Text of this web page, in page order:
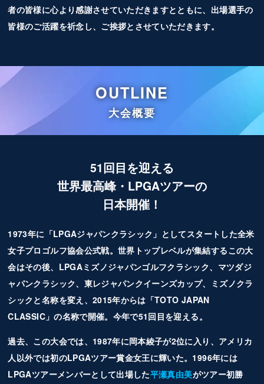
者の皆様に心より感謝させていただきますとともに、出場選手の
皆様のご活躍を祈念し、ご挨拶とさせていただきます。
OUTLINE
大会概要
51回目を迎える
世界最高峰・LPGAツアーの
日本開催！
1973年に「LPGAジャパンクラシック」としてスタートした全米
女子プロゴルフ協会公式戦。世界トップレベルが集結するこの大
会はその後、LPGAミズノジャパンゴルフクラシック、マツダジ
ャパンクラシック、東レジャパンクイーンズカップ、ミズノクラ
シックと名称を変え、2015年からは「TOTO JAPAN
CLASSIC」の名称で開催。今年で51回目を迎える。
過去、この大会では、1987年に岡本綾子が2位に入り、アメリカ
人以外では初のLPGAツアー賞金女王に輝いた。1996年には
LPGAツアーメンバーとして出場した平瀬真由美がツアー初勝